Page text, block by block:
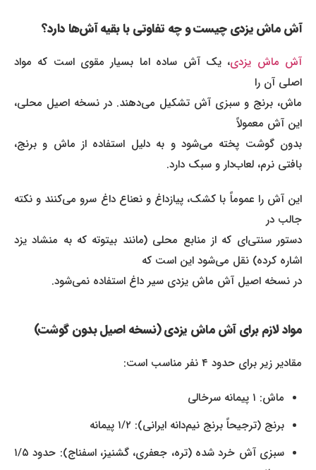
آش ماش یزدی چیست و چه تفاوتی با بقیه آش‌ها دارد؟
آش ماش یزدی، یک آش ساده اما بسیار مقوی است که مواد
اصلی آن را
ماش، برنج و سبزی آش تشکیل می‌دهند. در نسخه اصیل محلی،
این آش معمولاً
بدون گوشت پخته می‌شود و به دلیل استفاده از ماش و برنج،
بافتی نرم، لعاب‌دار و سبک دارد.
این آش را عموماً با کشک، پیازداغ و نعناع داغ سرو می‌کنند و نکته
جالب در
دستور سنتی‌ای که از منابع محلی (مانند بیتوته که به منشاد یزد
اشاره کرده) نقل می‌شود این است که
در نسخه اصیل آش ماش یزدی سیر داغ استفاده نمی‌شود.
مواد لازم برای آش ماش یزدی (نسخه اصیل بدون گوشت)
مقادیر زیر برای حدود ۴ نفر مناسب است:
ماش: ۱ پیمانه سرخالی
برنج (ترجیحاً برنج نیم‌دانه ایرانی): ۱/۲ پیمانه
سبزی آش خرد شده (تره، جعفری، گشنیز، اسفناج): حدود ۱/۵